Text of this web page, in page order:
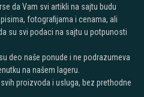
da Vam svi artikli na sajtu budu
fotografijama i cenama, ali
su svi podaci na sajtu u potpunosti
deo naše ponude i ne podrazumeva
na našem lageru.
proizvoda i usluga, bez prethodne